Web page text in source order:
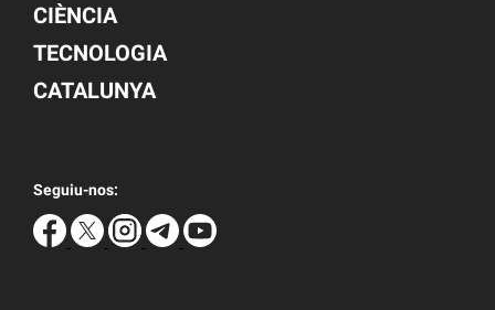
CIÈNCIA
TECNOLOGIA
CATALUNYA
Seguiu-nos: